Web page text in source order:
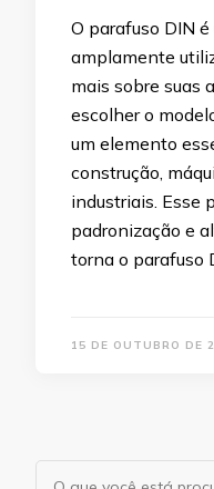
O parafuso DIN
amplamente
mais sobre suas
escolher o
um elemento
construção,
industriais. Esse
padronização e
torna o parafuso
15 DE OUTUBRO DE
Procurando